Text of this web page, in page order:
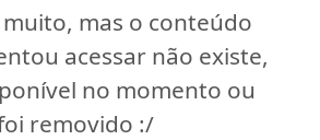
mas o conteúdo
acessar não existe,
no momento ou
removido :/